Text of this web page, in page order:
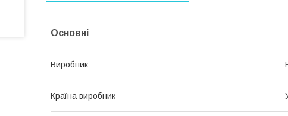
Основні
Виробник
Країна виробник